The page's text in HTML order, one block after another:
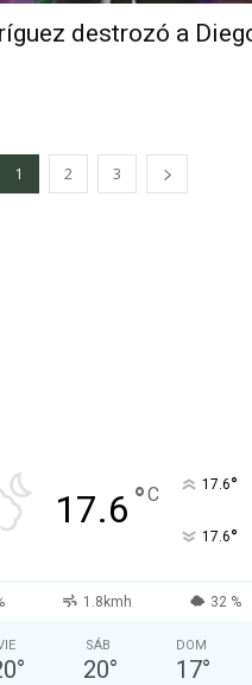
destrozó a
1 2 3
17.6 °C 17.6°
17.6°
1.8kmh 32 %
°
SÁB
20°
DOM
17°